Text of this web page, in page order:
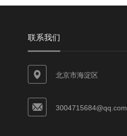
联系我们
北京市海淀区
3004715684@qq.com